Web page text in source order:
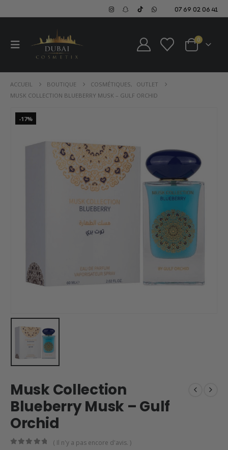
07 69 02 06 41
0
ACCUEIL BOUTIQUE COSMÉTIQUES,
OUTLET
MUSK COLLECTION BLUEBERRY MUSK – GULF ORCHID
-17%
Musk Collection
Blueberry Musk – Gulf
Orchid
( Il n'y a pas encore d'avis. )